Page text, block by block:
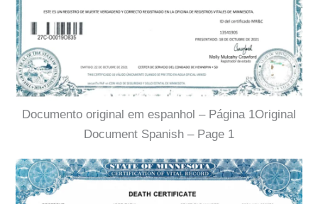
Documento original em espanhol – Página 1Original
Document Spanish – Page 1